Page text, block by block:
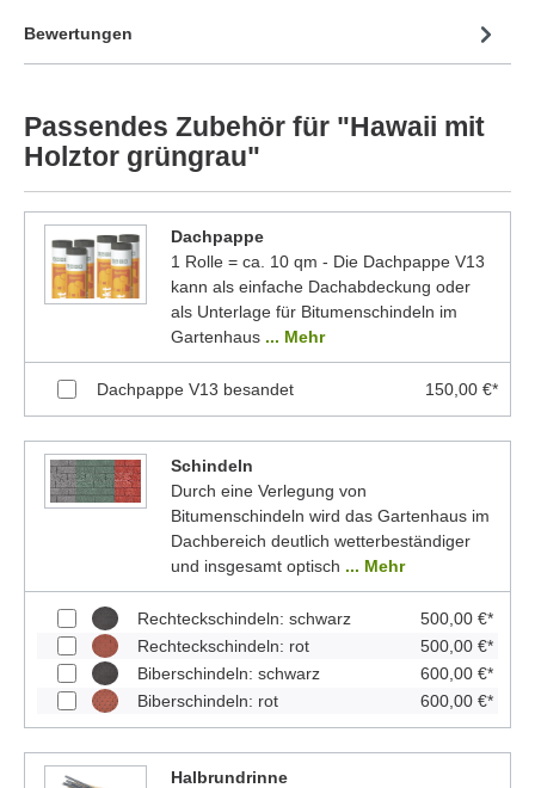
Bewertungen
Passendes Zubehör für "Hawaii mit
Holztor grüngrau"
Dachpappe
1 Rolle = ca. 10 qm - Die Dachpappe V13
kann als einfache Dachabdeckung oder
als Unterlage für Bitumenschindeln im
Gartenhaus ... Mehr
Dachpappe V13 besandet 150,00 €*
Schindeln
Durch eine Verlegung von
Bitumenschindeln wird das Gartenhaus im
Dachbereich deutlich wetterbeständiger
und insgesamt optisch ... Mehr
Rechteckschindeln: schwarz
500,00 €*
Rechteckschindeln: rot
500,00 €*
Biberschindeln: schwarz
600,00 €*
Biberschindeln: rot
600,00 €*
Halbrundrinne